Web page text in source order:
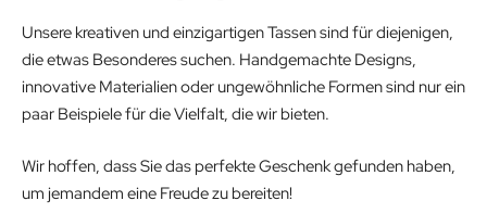
Unsere kreativen und einzigartigen Tassen sind für diejenigen,
die etwas Besonderes suchen. Handgemachte Designs,
innovative Materialien oder ungewöhnliche Formen sind nur ein
paar Beispiele für die Vielfalt, die wir bieten.
Wir hoffen, dass Sie das perfekte Geschenk gefunden haben,
um jemandem eine Freude zu bereiten!